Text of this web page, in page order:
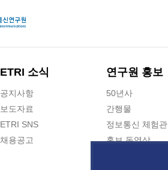
ETRI 소식
공지사항
보도자료
ETRI SNS
채용공고
연구원 홍보
50년사
간행물
정보통신 체험관
홍보 동영상